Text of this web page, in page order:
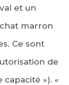
et un
marron
Ce sont
de
»). «